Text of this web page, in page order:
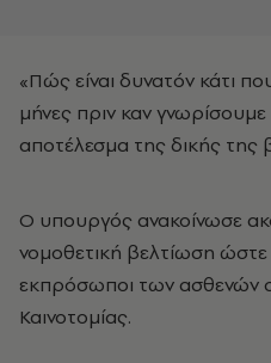
«Πώς είναι δυνατόν κάτι
μήνες πριν καν γνωρίσουμε
αποτέλεσμα της δικής
Ο υπουργός ανακοίνωσε
νομοθετική βελτίωση ώστε
εκπρόσωποι των ασθενών
Καινοτομίας.